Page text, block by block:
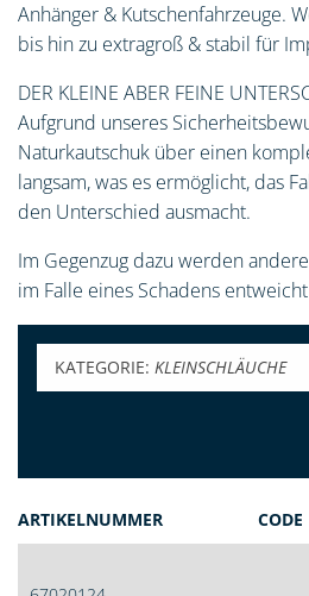
Anhänger & Kutschenfahrzeuge.
bis hin zu extragroß & stabil für
DER KLEINE ABER FEINE
Aufgrund unseres
Naturkautschuk über einen
langsam, was es ermöglicht, das
den Unterschied ausmacht.
Im Gegenzug dazu werden
im Falle eines Schadens
KATEGORIE:KLEINSCHLÄUCHE
ARTIKELNUMMER CODE